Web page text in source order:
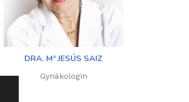
DRA. Mª JESÚS SAIZ
Gynäkologin